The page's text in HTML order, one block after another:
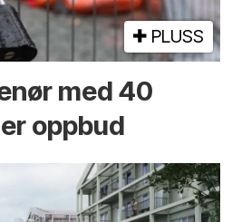
PLUSS
med 40
oppbud